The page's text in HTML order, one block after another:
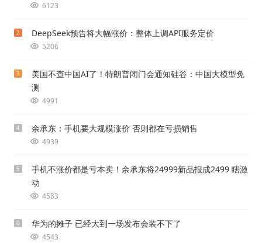
6123
2 DeepSeek预告将大幅涨价：整体上调API服务定价
5206
3
美国不查中国AI了！特朗普闭门会通知硅谷：中国大模型免
测
4991
4 余承东：手机要大规模涨价 否则都在亏损销售
4939
5
手机不涨价都是亏本卖！余承东将24999新品报成2499 瞎激
动
4583
6 华为的摊子 已经大到一场发布会装不下了
4543